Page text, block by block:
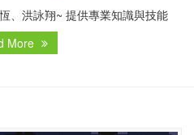
、洪詠翔~ 提供專業知識與技能
More